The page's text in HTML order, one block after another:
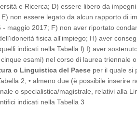
e Ricerca; D) essere libero da
E) non essere legato da alcun rapporto di
maggio 2017; F) non aver riportato
fisica all'impiego; H) aver
indicati nella Tabella l) I) aver
esami) nel corso di laurea triennale
o Linguistica del Paese per il quale si
2; • almeno due (è possibile inserire
o specialistica/magistrale, relativi alla
indicati nella Tabella 3